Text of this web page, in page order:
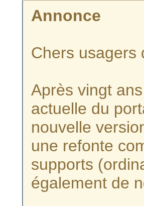
Annonce
Chers usagers
Après vingt
actuelle du
nouvelle
une refonte
supports
également de